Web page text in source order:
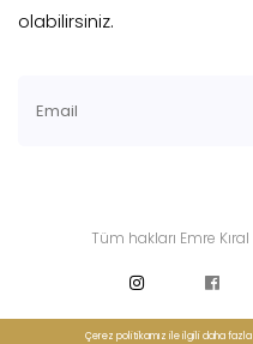
olabilirsiniz.
Tüm hakları Emre
Çerez politikamız ile ilgili daha